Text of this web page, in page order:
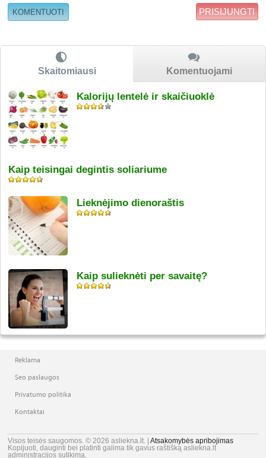
PRISIJUNGTI
Skaitomiausi Komentuojami
Kalorijų lentelė ir skaičiuoklė
Kaip teisingai degintis soliariume
Lieknėjimo dienoraštis
Kaip sulieknėti per savaitę?
Reklama
Seo paslaugos
Privatumo politika
Kontaktai
Visos teisės saugomos. © 2026 asliekna.lt. |Atsakomybės apribojimas
Kopijuoti, dauginti bei platinti galima tik gavus raštišką asliekna.lt
administracijos sutikimą.